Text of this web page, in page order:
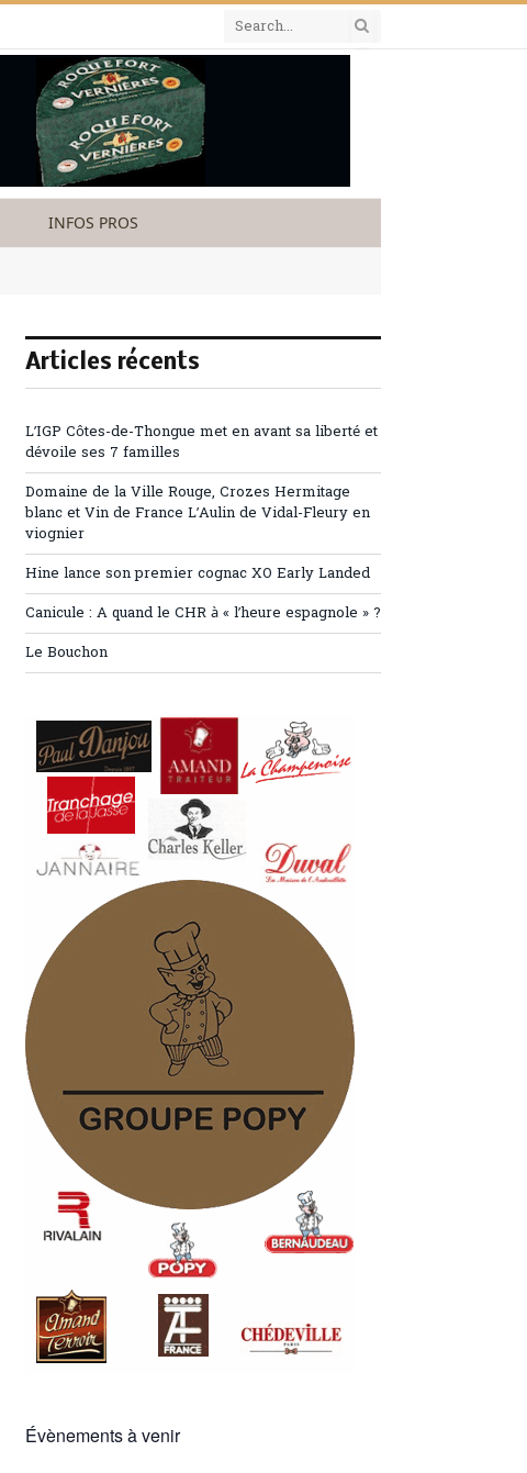
INFOS PROS
Articles récents
L’IGP Côtes-de-Thongue met en avant sa liberté et
dévoile ses 7 familles
Domaine de la Ville Rouge, Crozes Hermitage
blanc et Vin de France L’Aulin de Vidal-Fleury en
viognier
Hine lance son premier cognac XO Early Landed
Canicule : A quand le CHR à « l’heure espagnole » ?
Le Bouchon
Évènements à venir